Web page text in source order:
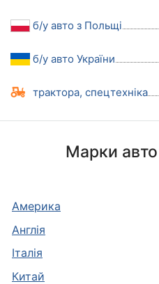
б/у авто з Польщі
б/у авто України
трактора, спецтехніка
Марки
Америка
Англія
Італія
Китай